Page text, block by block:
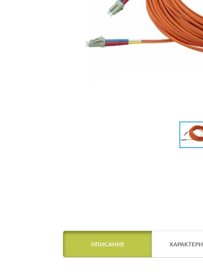
ОПИСАНИЕ